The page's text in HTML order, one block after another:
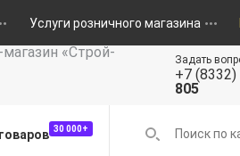
Услуги розничного магазина
Задать
+7 (8332)
805
30 000+